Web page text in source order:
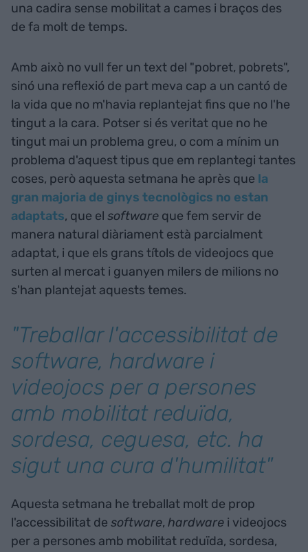
una cadira sense mobilitat a cames i braços des
de fa molt de temps.
Amb això no vull fer un text del "pobret, pobrets",
sinó una reflexió de part meva cap a un cantó de
la vida que no m'havia replantejat fins que no l'he
tingut a la cara. Potser si és veritat que no he
tingut mai un problema greu, o com a mínim un
problema d'aquest tipus que em replantegi tantes
coses, però aquesta setmana he après que la
gran majoria de ginys tecnològics no estan
adaptats, que el software que fem servir de
manera natural diàriament està parcialment
adaptat, i que els grans títols de videojocs que
surten al mercat i guanyen milers de milions no
s'han plantejat aquests temes.
"Treballar l'accessibilitat de
software, hardware i
videojocs per a persones
amb mobilitat reduïda,
sordesa, ceguesa, etc. ha
sigut una cura d'humilitat"
Aquesta setmana he treballat molt de prop
l'accessibilitat de software, hardware i videojocs
per a persones amb mobilitat reduïda, sordesa,